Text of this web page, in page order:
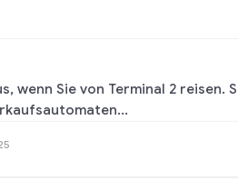
wenn Sie von Terminal 2